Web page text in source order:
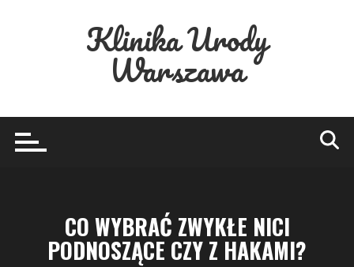
Klinika Urody
Warszawa
CO WYBRAĆ ZWYKŁE NICI
PODNOSZĄCE CZY Z HAKAMI?